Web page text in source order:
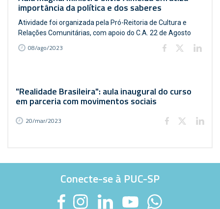
importância da política e dos saberes
Atividade foi organizada pela Pró-Reitoria de Cultura e
Relações Comunitárias, com apoio do C.A. 22 de Agosto
08/ago/2023
"Realidade Brasileira": aula inaugural do curso
em parceria com movimentos sociais
20/mar/2023
Conecte-se à PUC-SP